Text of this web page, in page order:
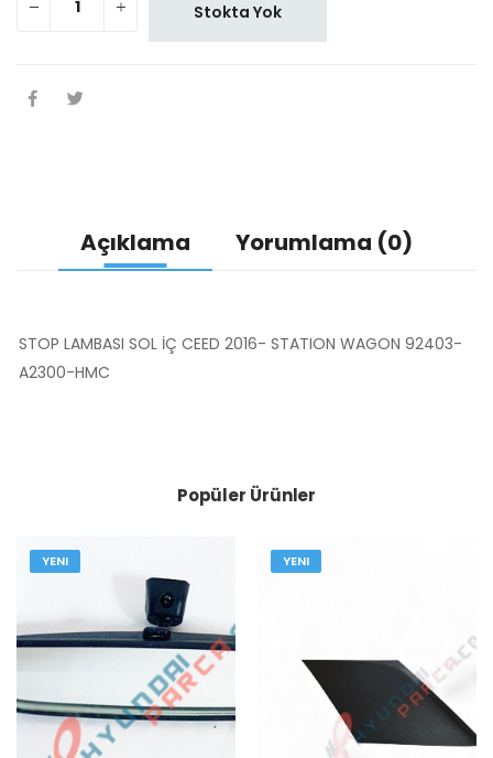
Stokta Yok
Açıklama Yorumlama (0)
STOP LAMBASI SOL İÇ CEED 2016- STATION WAGON 92403-
A2300-HMC
Popüler Ürünler
YENI YENI